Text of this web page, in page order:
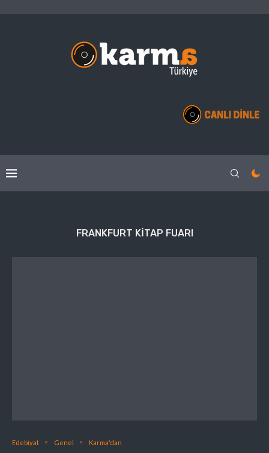
FRANKFURT KITAP FUARI
Edebiyat Genel Karma'dan